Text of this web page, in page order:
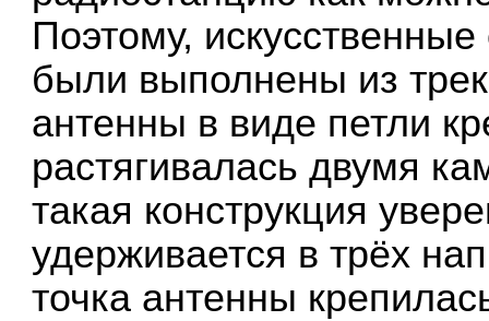
Поэтому,
были выполнены из
антенны в виде петли
растягивалась двумя
такая конструкция
удерживается в трёх
точка антенны